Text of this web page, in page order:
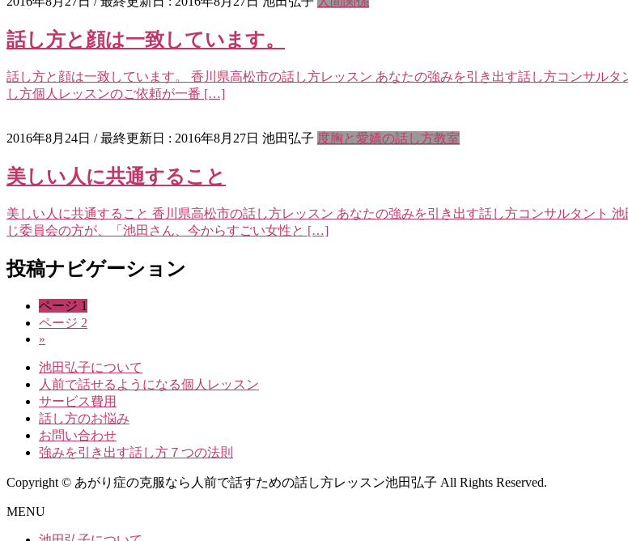
話し方と顔は一致しています。
話し方と顔は一致しています。 香川県高松市の話し方レッスン あなたの強みを引き出す話し方コンサル
し方個人レッスンのご依頼が一番 […]
2016年8月24日 / 最終更新日 : 2016年8月27日 池田弘子 度胸と愛嬌の話し方教室
美しい人に共通すること
美しい人に共通すること 香川県高松市の話し方レッスン あなたの強みを引き出す話し方コンサルタント
じ委員会の方が、「池田さん、今からすごい女性と […]
投稿ナビゲーション
ページ 1
ページ 2
»
池田弘子について
人前で話せるようになる個人レッスン
サービス費用
話し方のお悩み
お問い合わせ
強みを引き出す話し方７つの法則
Copyright © あがり症の克服なら人前で話すための話し方レッスン池田弘子 All Rights Reserved.
MENU